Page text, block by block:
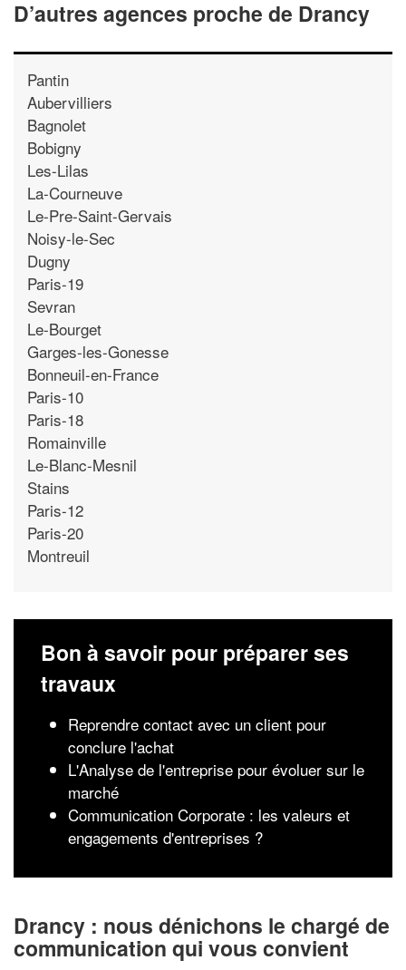
D’autres agences proche de Drancy
Pantin
Aubervilliers
Bagnolet
Bobigny
Les-Lilas
La-Courneuve
Le-Pre-Saint-Gervais
Noisy-le-Sec
Dugny
Paris-19
Sevran
Le-Bourget
Garges-les-Gonesse
Bonneuil-en-France
Paris-10
Paris-18
Romainville
Le-Blanc-Mesnil
Stains
Paris-12
Paris-20
Montreuil
Bon à savoir pour préparer ses
travaux
Reprendre contact avec un client pour
conclure l'achat
L'Analyse de l'entreprise pour évoluer sur le
marché
Communication Corporate : les valeurs et
engagements d'entreprises ?
Drancy : nous dénichons le chargé de
communication qui vous convient